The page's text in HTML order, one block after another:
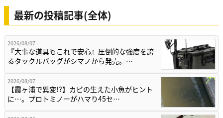
最新の投稿記事(全体)
2026/08/07
『大事な道具もこれで安心』圧倒的な強度を誇
るタックルバッグがシマノから発売。…
2026/08/07
【霞ヶ浦で異変!?】カビの生えた小魚がヒント
に…。プロトミノーがハマり45セ…